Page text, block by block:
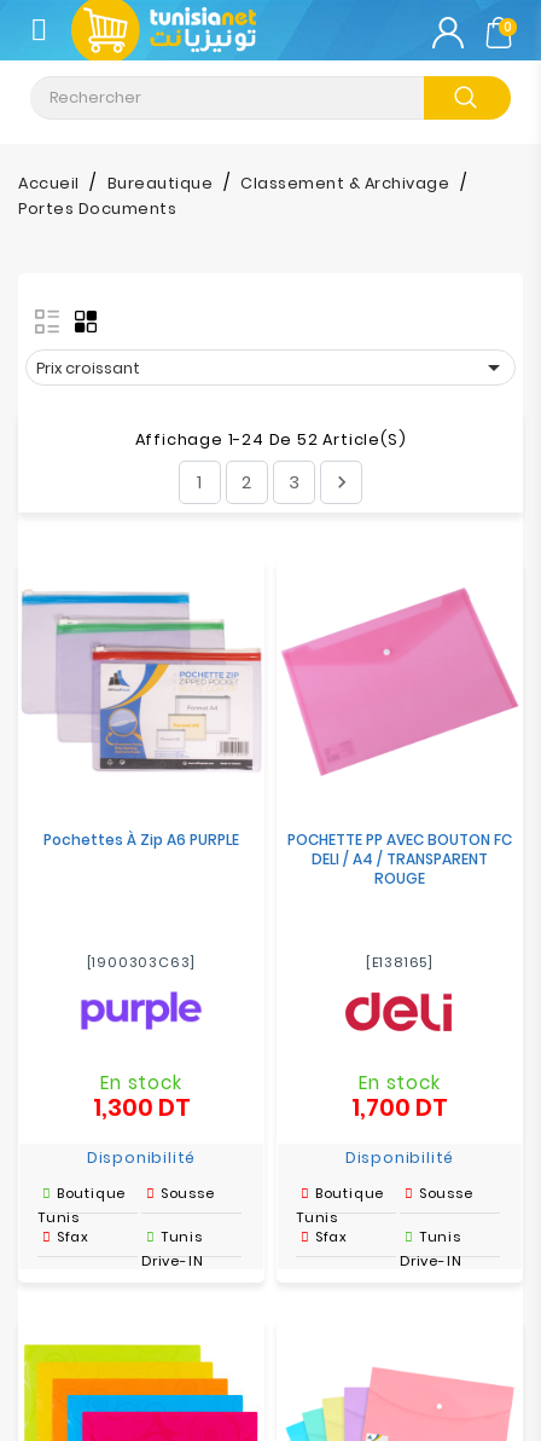
CATÉGORIE
Climatisation
Informatique
Impression
Bureautique
&
Sécurité
Loisirs
0
Accueil Bureautique
Classement & Archivage
Portes Documents
Prix croissant 
Affichage 1-24 De 52 Article(s)
1 2 3 
Pochettes À Zip A6 PURPLE
[1900303C63]
En stock
1,300 DTPrix
Disponibilité
Boutique
Tunis
Sousse
Sfax
Tunis
Drive-IN
POCHETTE PP AVEC BOUTON FC
DELI / A4 / TRANSPARENT
ROUGE
[E138165]
En stock
1,700 DT
Disponibilité
Boutique
Tunis
Sousse
Sfax
Tunis
Drive-IN